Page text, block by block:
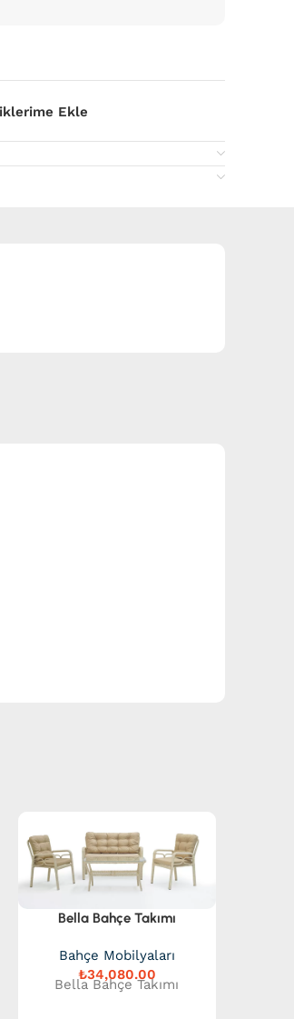
Ekle
Bella Bahçe Takımı
Bahçe Mobilyaları
₺
Bella Bahçe Takımı